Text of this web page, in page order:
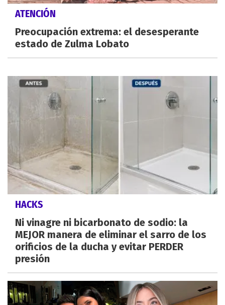
ATENCIÓN
Preocupación extrema: el desesperante
estado de Zulma Lobato
HACKS
Ni vinagre ni bicarbonato de sodio: la
MEJOR manera de eliminar el sarro de los
orificios de la ducha y evitar PERDER
presión